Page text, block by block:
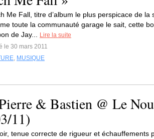
Me Fall, titre d’album le plus perspicace de la
toute la communauté garage le sait, cette
de Jay...
Lire la suite
le 30 mars 2011
, MUSIQUE
& Bastien @ Le
11)
tenue correcte de rigueur et échauffements